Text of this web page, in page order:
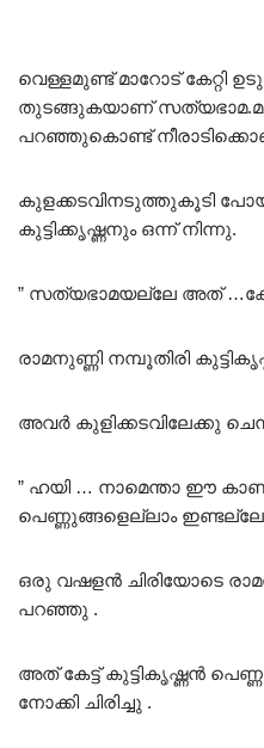
വെള്ളമുണ്ട് മാറോട് കേറ്റി
തുടങ്ങുകയാണ്
പറഞ്ഞുകൊണ്ട്
കുളക്കടവിനടുത്തുകൂടി പോയ
കുട്ടിക്കൃഷ്ണനും ഒന്ന് നിന്നു.
” സത്യഭാമയല്ലേ അത്
രാമനുണ്ണി നമ്പൂതിരി
അവർ കുളിക്കടവിലേക്കു
” ഹയി … നാമെന്താ ഈ
പെണ്ണുങ്ങളെല്ലാം
ഒരു വഷളൻ ചിരിയോടെ
പറഞ്ഞു .
അത് കേട്ട് കുട്ടികൃഷ്ണൻ
നോക്കി ചിരിച്ചു .